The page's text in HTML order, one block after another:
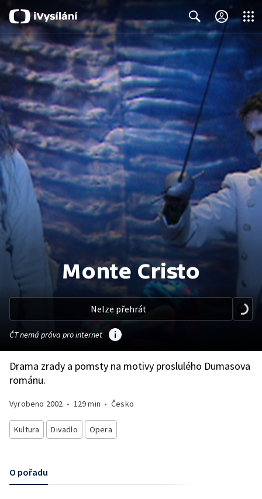
Search
Monte Cristo
Nelze přehrát
ČT nemá práva pro internet
Drama zrady a pomsty na motivy proslulého Dumasova
románu.
Vyrobeno 2002 • 129 min •Česko
Kultura Divadlo Opera
O pořadu